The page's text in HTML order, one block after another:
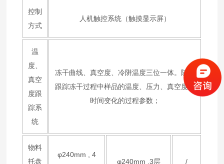
控制
方式
人机触控系统（触摸显示屏）
温
度、
真空
度跟
踪系
统
冻干曲线、真空度、冷阱温度三位一体。随时
跟踪冻干过程中样品的温度、压力、真空度随
时间变化的过程参数；
物料
托盘
φ240mm , 4
φ240mm ,3层 /